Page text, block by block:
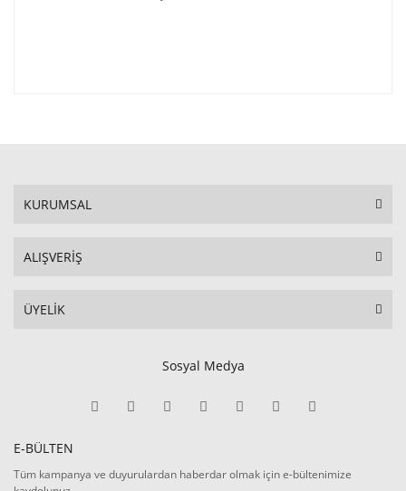
KURUMSAL
ALIŞVERİŞ
ÜYELİK
Sosyal Medya
E-BÜLTEN
Tüm kampanya ve duyurulardan haberdar olmak için e-bültenimize